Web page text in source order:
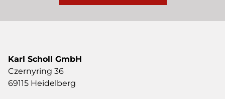
Karl Scholl GmbH
Czernyring 36
69115 Heidelberg